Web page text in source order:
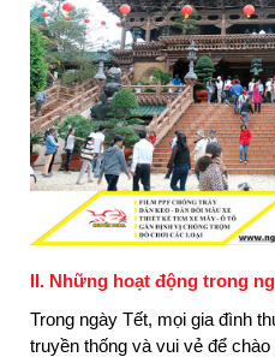
II. Những hoạt động trong
Trong ngày Tết, mọi gia đình
truyền thống và vui vẻ để